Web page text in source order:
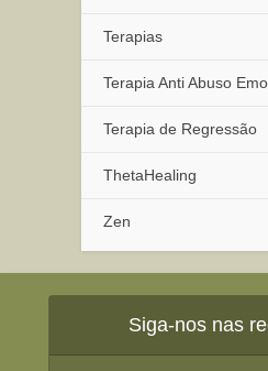
Terapias
Terapia Anti Abuso
Terapia de Regressão
ThetaHealing
Zen
Siga-nos nas